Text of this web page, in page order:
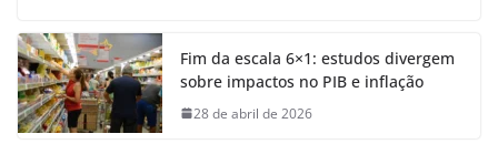
Fim da escala 6×1: estudos divergem
sobre impactos no PIB e inflação
28 de abril de 2026